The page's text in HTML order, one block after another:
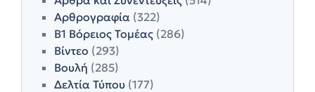
Αρθρογραφία (322)
Β1 Βόρειος Τομέας (286)
Βίντεο (293)
Βουλή (285)
Δελτία Τύπου (177)